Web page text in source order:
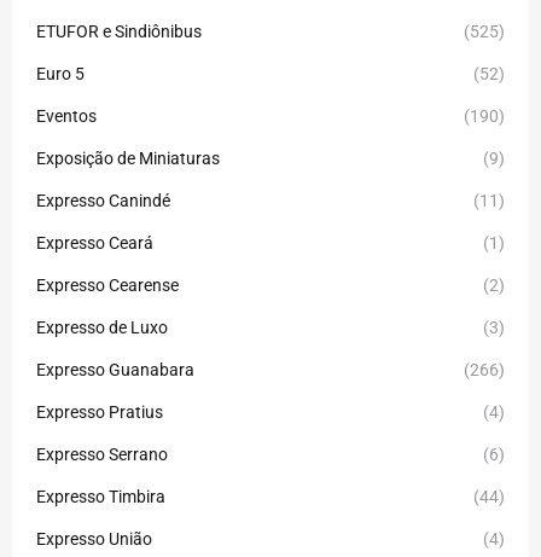
ETUFOR e Sindiônibus (525)
Euro 5 (52)
Eventos (190)
Exposição de Miniaturas (9)
Expresso Canindé (11)
Expresso Ceará (1)
Expresso Cearense (2)
Expresso de Luxo (3)
Expresso Guanabara (266)
Expresso Pratius (4)
Expresso Serrano (6)
Expresso Timbira (44)
Expresso União (4)